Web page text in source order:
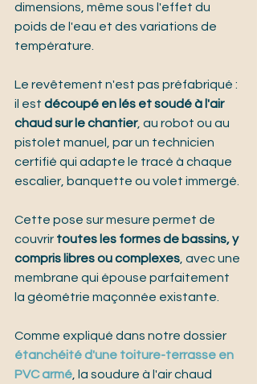
dimensions, même sous l'effet du
poids de l'eau et des variations de
température.
Le revêtement n'est pas préfabriqué :
il est découpé en lés et soudé à l'air
chaud sur le chantier, au robot ou au
pistolet manuel, par un technicien
certifié qui adapte le tracé à chaque
escalier, banquette ou volet immergé.
Cette pose sur mesure permet de
couvrir toutes les formes de bassins, y
compris libres ou complexes, avec une
membrane qui épouse parfaitement
la géométrie maçonnée existante.
Comme expliqué dans notre dossier
étanchéité d'une toiture-terrasse en
PVC armé, la soudure à l'air chaud